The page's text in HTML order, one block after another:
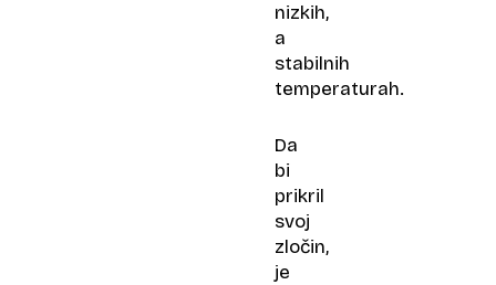
nizkih,
a
stabilnih
temperaturah.
Da
bi
prikril
svoj
zločin,
je